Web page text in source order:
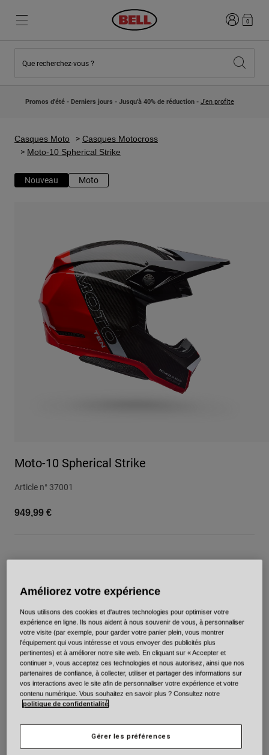
Nouveautés
Casques Motocross Enfant
Lifestyle
Motocross
Adventure
Rétro
Pièces détachées
Nouveautés
Lifestyle
Explorez Bike
Route et Gravel
BMX
Pièces détachées
Connexion
0
Que recherchez-vous ?
Promos d'été - Derniers jours - Jusqu'à 40% de réduction - J'en profite
Casques Moto
Casques Motocross
Moto-10 Spherical Strike
Nouveau Moto
Moto-10 Spherical Strike
Article n° 37001
949,99 €
Couleur -
Taille Tableau des tailles
XS S M L XL 2XL
Ajouter au panier
Améliorez votre expérience
Nous utilisons des cookies et d'autres technologies pour optimiser votre
expérience en ligne. Ils nous aident à nous souvenir de vous, à personnaliser
votre visite (par exemple, pour garder votre panier plein, vous montrer
l'équipement qui vous intéresse et vous envoyer des publicités plus
pertinentes) et à améliorer notre site web. En cliquant sur « Accepter et
continuer », vous acceptez ces technologies et nous autorisez, ainsi que nos
partenaires de confiance, à collecter, utiliser et partager des informations sur
vos interactions avec le site afin de personnaliser votre expérience et votre
contenu numérique. Vous souhaitez en savoir plus ? Consultez notre
politique de confidentialité.
Gérer les préférences